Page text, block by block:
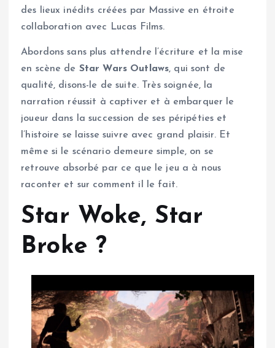
des lieux inédits créées par Massive en étroite
collaboration avec Lucas Films.
Abordons sans plus attendre l’écriture et la mise
en scène de Star Wars Outlaws, qui sont de
qualité, disons-le de suite. Très soignée, la
narration réussit à captiver et à embarquer le
joueur dans la succession de ses péripéties et
l’histoire se laisse suivre avec grand plaisir. Et
même si le scénario demeure simple, on se
retrouve absorbé par ce que le jeu a à nous
raconter et sur comment il le fait.
Star Woke, Star
Broke ?